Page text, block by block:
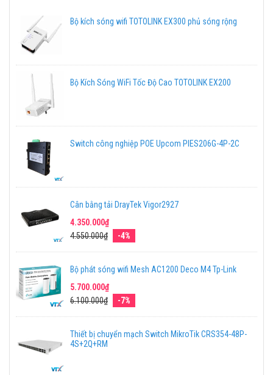
Bộ kích sóng wifi TOTOLINK EX300 phủ sóng rộng
Bộ Kích Sóng WiFi Tốc Độ Cao TOTOLINK EX200
Switch công nghiệp POE Upcom PIES206G-4P-2C
Cân bằng tải DrayTek Vigor2927
4.350.000₫
4.550.000₫
-4%
Bộ phát sóng wifi Mesh AC1200 Deco M4 Tp-Link
5.700.000₫
6.100.000₫
-7%
Thiết bị chuyển mạch Switch MikroTik CRS354-48P-
4S+2Q+RM